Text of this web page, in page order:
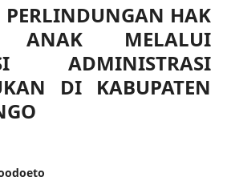
PERLINDUNGAN HAK
ANAK MELALUI
ADMINISTRASI
DI KABUPATEN